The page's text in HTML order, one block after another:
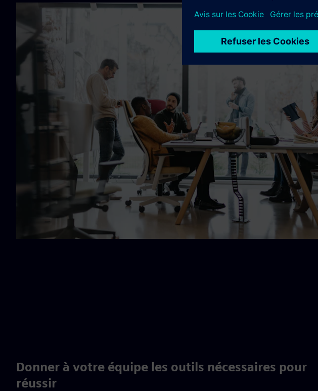
Donner à votre équipe les outils nécessaires pour
réussir